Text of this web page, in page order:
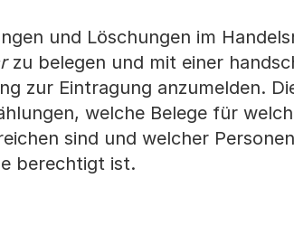
und Löschungen im
zu belegen und mit einer
zur Eintragung anzumelden.
welche Belege für
sind und welcher
berechtigt ist.